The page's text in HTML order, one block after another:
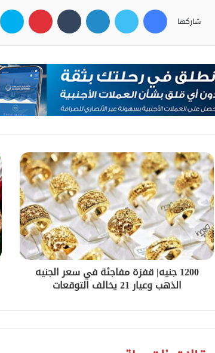
شاركها
فيسبوك تويتر لينكدإن بينتيريست
1200 جنيه| قفزة مفاجئة في سعر الجنيه
الذهب وعيار 21 يخالف التوقعات